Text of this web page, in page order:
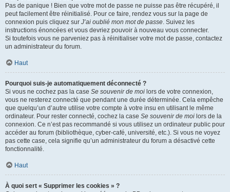
Pas de panique ! Bien que votre mot de passe ne puisse pas être récupéré, il
peut facilement être réinitialisé. Pour ce faire, rendez vous sur la page de
connexion puis cliquez sur J’ai oublié mon mot de passe. Suivez les
instructions énoncées et vous devriez pouvoir à nouveau vous connecter.
Si toutefois vous ne parveniez pas à réinitialiser votre mot de passe, contactez
un administrateur du forum.
Haut
Pourquoi suis-je automatiquement déconnecté ?
Si vous ne cochez pas la case Se souvenir de moi lors de votre connexion,
vous ne resterez connecté que pendant une durée déterminée. Cela empêche
que quelqu’un d’autre utilise votre compte à votre insu en utilisant le même
ordinateur. Pour rester connecté, cochez la case Se souvenir de moi lors de la
connexion. Ce n’est pas recommandé si vous utilisez un ordinateur public pour
accéder au forum (bibliothèque, cyber-café, université, etc.). Si vous ne voyez
pas cette case, cela signifie qu’un administrateur du forum a désactivé cette
fonctionnalité.
Haut
À quoi sert « Supprimer les cookies » ?